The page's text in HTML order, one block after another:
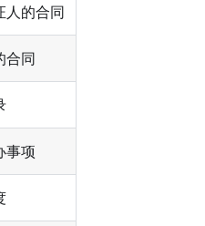
人的合同
合同
事项